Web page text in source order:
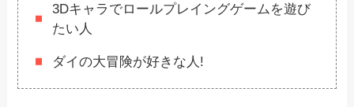
3Dキャラでロールプレイングゲームを遊び
たい人
ダイの大冒険が好きな人!